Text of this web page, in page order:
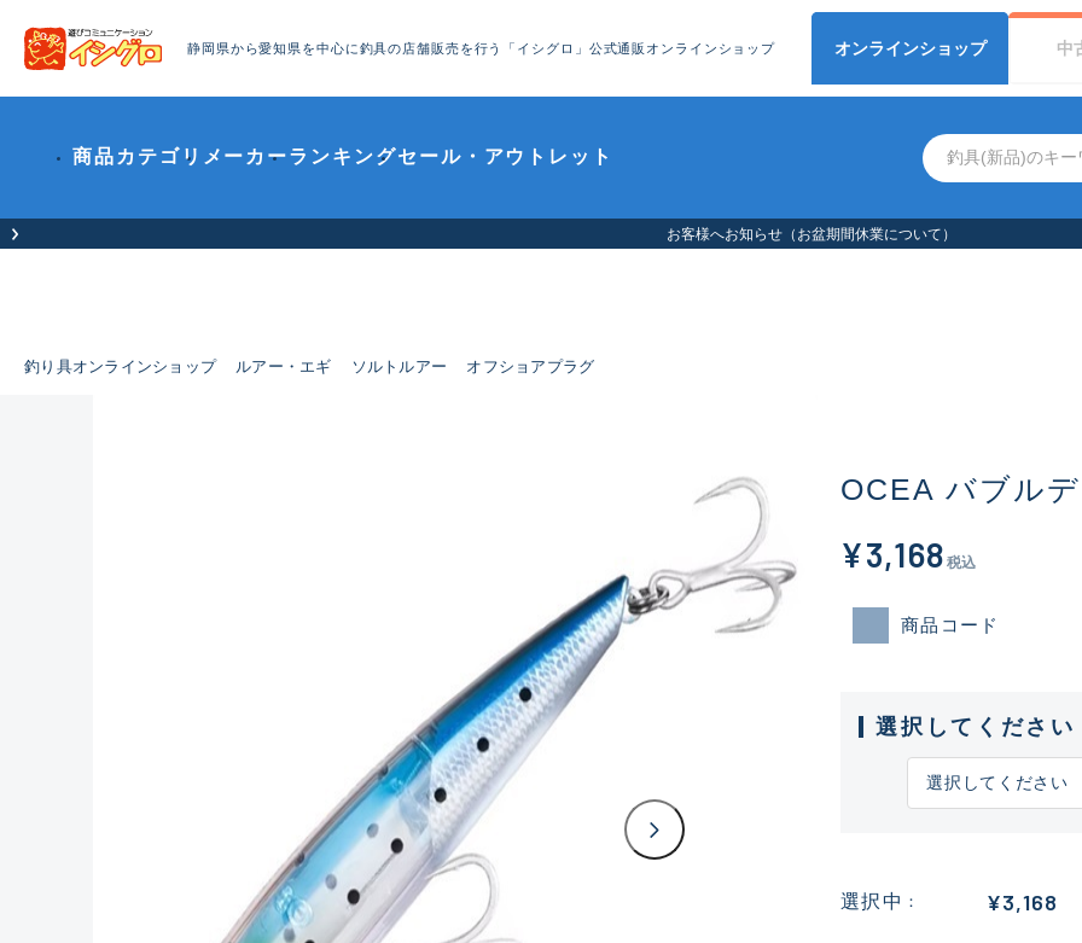
静岡県から愛知県を中心に釣具の店舗販売を行う「イシグロ」公式通販オンラインショップ オンラインショップ 中
商品カテゴリ メーカーランキングセール・アウトレット
お客様へお知らせ（お盆期間休業について）
釣り具オンラインショップ ルアー・エギ ソルトルアー オフショアプラグ
OCEA バブル
¥3,168 税込
商品コード
選択してください
選択中 ¥3,168